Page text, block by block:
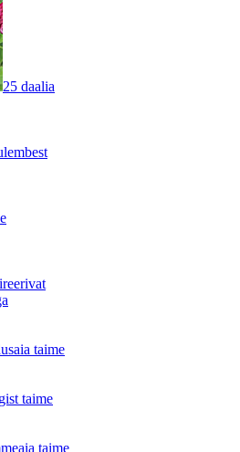
25 daalia
taime
taime
taime